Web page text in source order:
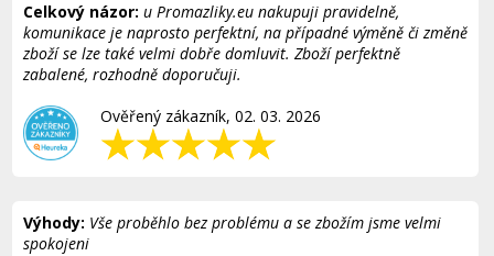
Celkový názor: u Promazliky.eu nakupuji pravidelně,
komunikace je naprosto perfektní, na případné výměně či změně
zboží se lze také velmi dobře domluvit. Zboží perfektně
zabalené, rozhodně doporučuji.
Ověřený zákazník, 02. 03. 2026
Výhody: Vše proběhlo bez problému a se zbožím jsme velmi
spokojeni